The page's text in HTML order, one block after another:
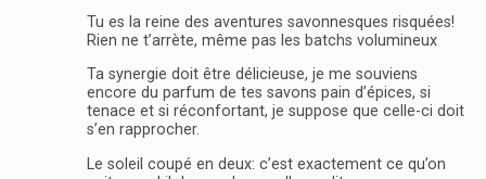
Tu es la reine des aventures savonnesques risquées!
Rien ne t’arrète, même pas les batchs volumineux
Ta synergie doit être délicieuse, je me souviens
encore du parfum de tes savons pain d’épices, si
tenace et si réconfortant, je suppose que celle-ci doit
s’en rapprocher.
Le soleil coupé en deux: c’est exactement ce qu’on